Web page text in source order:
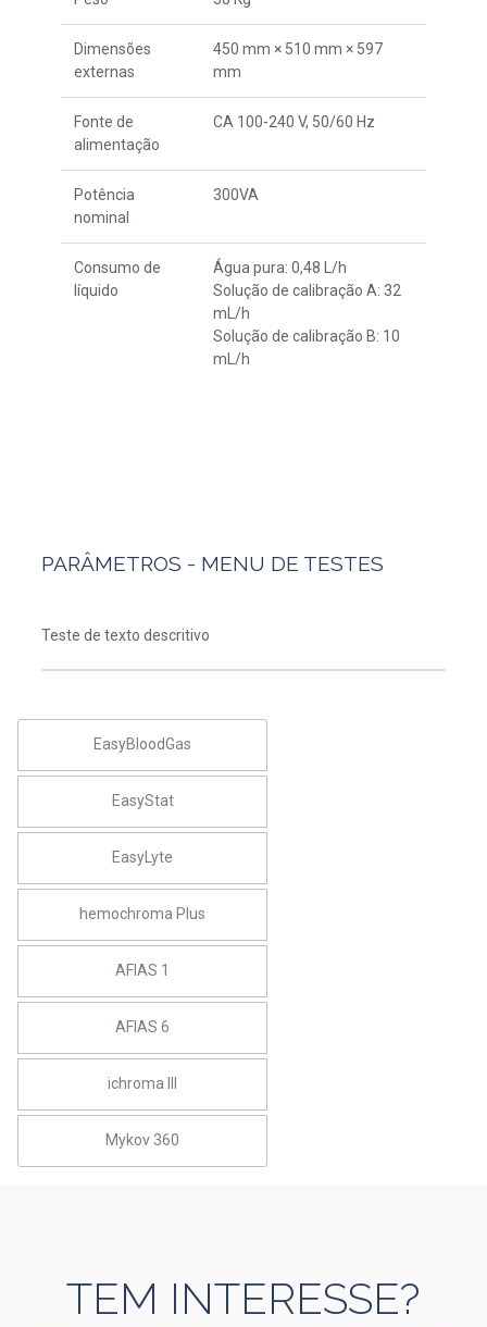
Dimensões
externas
450 mm × 510 mm × 597
mm
Fonte de
alimentação
CA 100-240 V, 50/60 Hz
Potência
nominal
300VA
Consumo de
líquido
Água pura: 0,48 L/h
Solução de calibração A: 32
mL/h
Solução de calibração B: 10
mL/h
PARÂMETROS - MENU DE TESTES
Teste de texto descritivo
EasyBloodGas
EasyStat
EasyLyte
hemochroma Plus
AFIAS 1
AFIAS 6
ichroma III
Mykov 360
TEM INTERESSE?